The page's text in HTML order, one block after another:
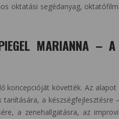
oktatási segédanyag,
MARIANNA – A
koncepcióját követték. Az
a készségfejlesztésre
a zenehallgatásra, az